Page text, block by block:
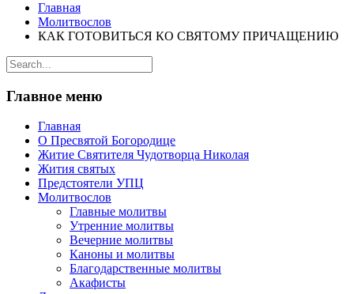
Главная
Молитвослов
КАК ГОТОВИТЬСЯ КО СВЯТОМУ ПРИЧАЩЕНИЮ
Главное меню
Главная
О Пресвятой Богородице
Житие Святителя Чудотворца Николая
Жития святых
Предстоятели УПЦ
Молитвослов
Главные молитвы
Утренние молитвы
Вечерние молитвы
Каноны и молитвы
Благодарственные молитвы
Акафисты